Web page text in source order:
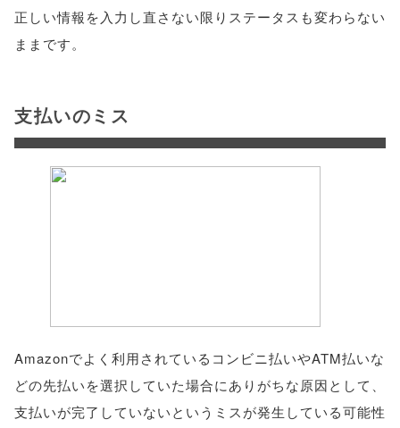
正しい情報を入力し直さない限りステータスも変わらない
ままです。
支払いのミス
Amazonでよく利用されているコンビニ払いやATM払いな
どの先払いを選択していた場合にありがちな原因として、
支払いが完了していないというミスが発生している可能性